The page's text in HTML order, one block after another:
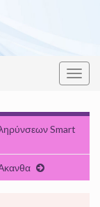
Smart